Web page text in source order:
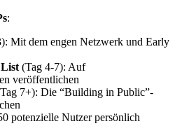
:
Mit dem engen Netzwerk und Early
(Tag 4-7): Auf
veröffentlichen
7+): Die “Building in Public”-
potenzielle Nutzer persönlich